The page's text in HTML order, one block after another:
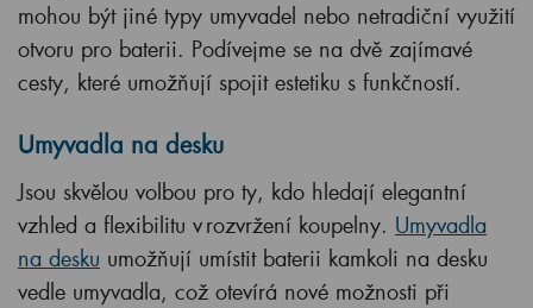
mohou být jiné typy umyvadel nebo netradiční využití
otvoru pro baterii. Podívejme se na dvě zajímavé
cesty, které umožňují spojit estetiku s funkčností.
Umyvadla na desku
Jsou skvělou volbou pro ty, kdo hledají elegantní
vzhled a flexibilitu v rozvržení koupelny. Umyvadla
na desku umožňují umístit baterii kamkoli na desku
vedle umyvadla, což otevírá nové možnosti při